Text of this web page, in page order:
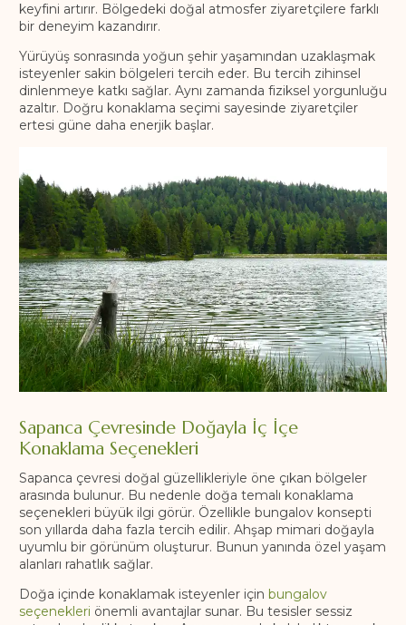
keyfini artırır. Bölgedeki doğal atmosfer ziyaretçilere farklı
bir deneyim kazandırır.
Yürüyüş sonrasında yoğun şehir yaşamından uzaklaşmak
isteyenler sakin bölgeleri tercih eder. Bu tercih zihinsel
dinlenmeye katkı sağlar. Aynı zamanda fiziksel yorgunluğu
azaltır. Doğru konaklama seçimi sayesinde ziyaretçiler
ertesi güne daha enerjik başlar.
Sapanca Çevresinde Doğayla İç İçe
Konaklama Seçenekleri
Sapanca çevresi doğal güzellikleriyle öne çıkan bölgeler
arasında bulunur. Bu nedenle doğa temalı konaklama
seçenekleri büyük ilgi görür. Özellikle bungalov konsepti
son yıllarda daha fazla tercih edilir. Ahşap mimari doğayla
uyumlu bir görünüm oluşturur. Bunun yanında özel yaşam
alanları rahatlık sağlar.
Doğa içinde konaklamak isteyenler için bungalov
seçenekleri önemli avantajlar sunar. Bu tesisler sessiz